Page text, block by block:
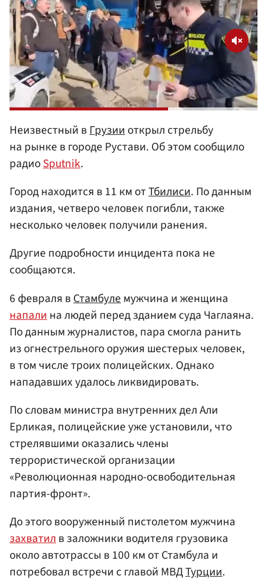
Неизвестный вГрузииоткрыл стрельбу
на рынке в городе Рустави. Об этом сообщило
радиоSputnik.
Город находится в 11 км отТбилиси. По данным
издания, четверо человек погибли, также
несколько человек получили ранения.
Другие подробности инцидента пока не
сообщаются.
6 февраля в Стамбуле мужчина и женщина
напали на людей перед зданием суда Чаглаяна.
По данным журналистов, пара смогла ранить
из огнестрельного оружия шестерых человек,
в том числе троих полицейских. Однако
нападавших удалось ликвидировать.
По словам министра внутренних дел Али
Ерликая, полицейские уже установили, что
стрелявшими оказались члены
террористической организации
«Революционная народно-освободительная
партия-фронт».
До этого вооруженный пистолетом мужчина
захватилв заложники водителя грузовика
около автотрассы в 100 км от Стамбула и
потребовал встречи с главой МВДТурции.